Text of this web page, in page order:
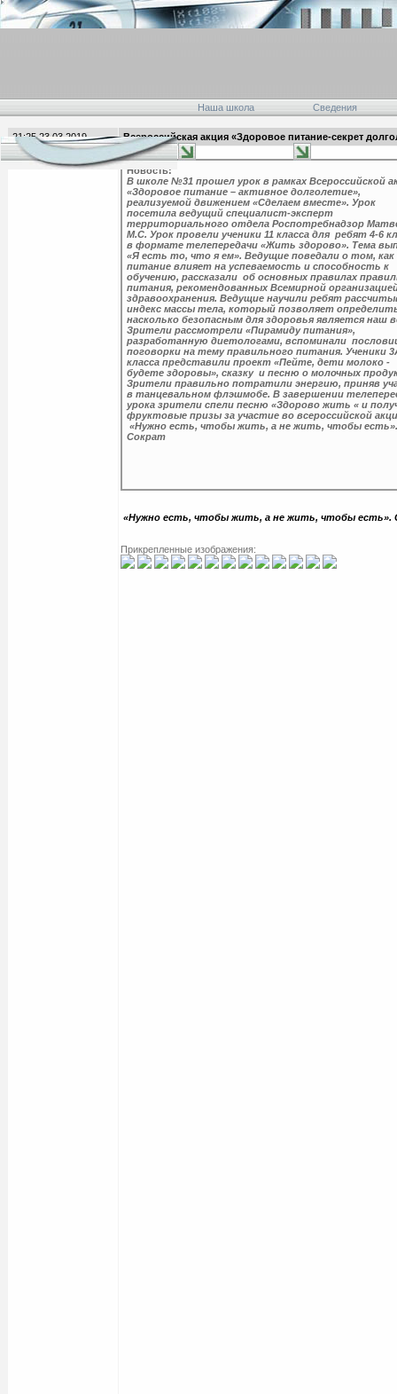
Наша школа Сведения
21:25 23.03.2019
Всероссийская акция «Здоровое питание-секрет
Новость:
В школе №31 прошел урок в рамках Всероссийской
«Здоровое питание – активное долголетие»,
реализуемой движением «Сделаем вместе». Урок
посетила ведущий специалист-эксперт
территориального отдела Роспотребнадзор
М.С. Урок провели ученики 11 класса для ребят 4-6
в формате телепередачи «Жить здорово». Тема
«Я есть то, что я ем». Ведущие поведали о том, как
питание влияет на успеваемость и способность к
обучению, рассказали об основных правилах
питания, рекомендованных Всемирной
здравоохранения. Ведущие научили ребят
индекс массы тела, который позволяет
насколько безопасным для здоровья является наш
Зрители рассмотрели «Пирамиду питания»,
разработанную диетологами, вспоминали
поговорки на тему правильного питания. Ученики
класса представили проект «Пейте, дети молоко -
будете здоровы», сказку и песню о молочных
Зрители правильно потратили энергию, приняв
в танцевальном флэшмобе. В завершении
урока зрители спели песню «Здорово жить « и
фруктовые призы за участие во всероссийской
«Нужно есть, чтобы жить, а не жить, чтобы есть».
Сократ
«Нужно есть, чтобы жить, а не жить, чтобы есть».
Прикрепленные изображения: